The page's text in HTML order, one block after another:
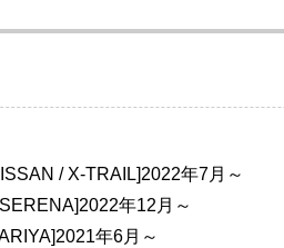
/ X-TRAIL]2022年7月～
年12月～
年6月～